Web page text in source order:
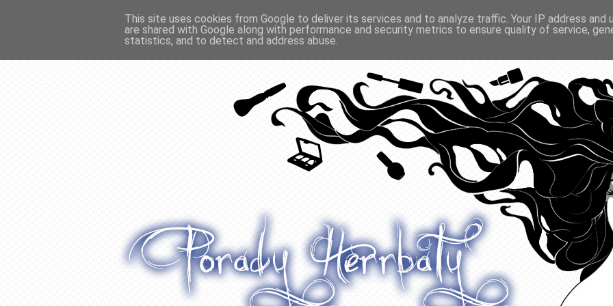
O WŁOSACH RECENZJE WYWIADY O ODŻYWIANIU GADŻETY KONKURSY POLECANE
This site uses cookies from Google to deliver its services and to analyze traffic. Your IP address and
are shared with Google along with performance and security metrics to ensure quality of service,
statistics, and to detect and address abuse.